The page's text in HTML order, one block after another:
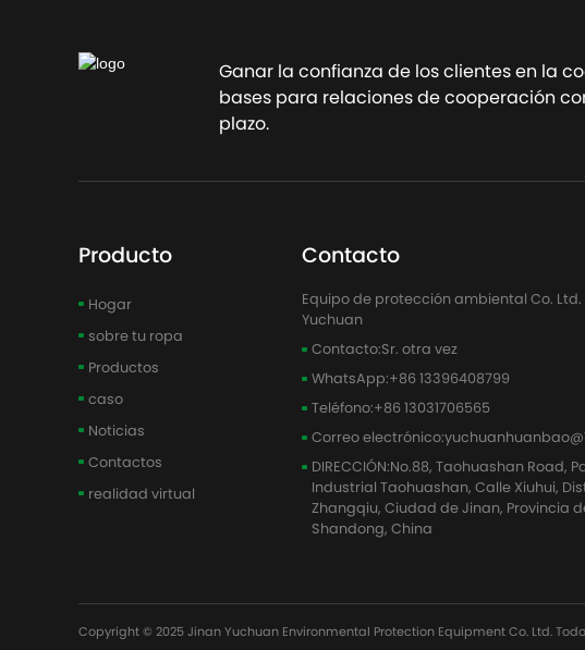
Ganar la confianza de los clientes en la
bases para relaciones de cooperación
plazo.
Producto
Hogar
sobre tu ropa
Productos
caso
Noticias
Contactos
realidad virtual
Contacto
Equipo de protección ambiental Co.
Yuchuan
Contacto:Sr. otra vez
WhatsApp:+86 13396408799
Teléfono:+86 13031706565
Correo electrónico:
DIRECCIÓN:No.88, Taohuashan Road,
Industrial Taohuashan, Calle Xiuhui,
Zhangqiu, Ciudad de Jinan, Provincia
Shandong, China
Copyright © 2025Jinan Yuchuan Environmental Protection Equipment Co. Ltd.